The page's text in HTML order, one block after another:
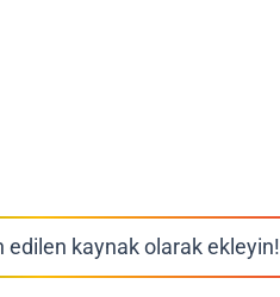
edilen kaynak olarak ekleyin!